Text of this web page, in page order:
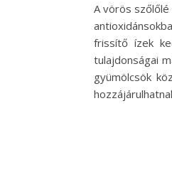
A vörös
frissítő ízek
tulajdonságai
gyümölcsök